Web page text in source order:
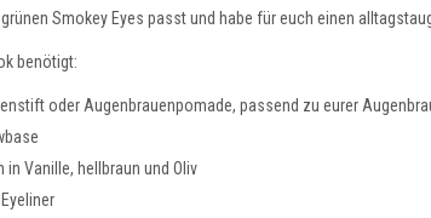
Smokey Eyes passt und habe für euch einen
benötigt:
oder Augenbrauenpomade, passend zu eurer
in Vanille, hellbraun und Oliv